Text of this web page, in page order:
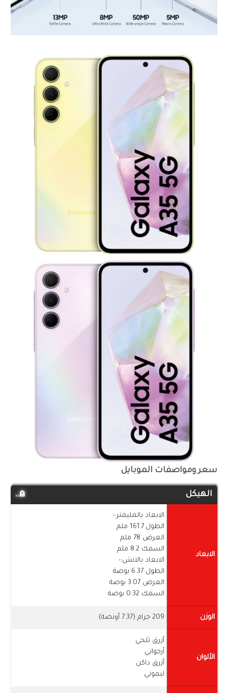
سعر ومواصفات الموبايل
الهيكل
الابعاد
الابعاد بالمليمتر:-
الطول 161.7 ملم
العرض 78 ملم
السمك 8.2 ملم
الابعاد بالانش:-
الطول 6.37 بوصة
العرض 3.07 بوصة
السمك 0.32 بوصة
الوزن 209 جرام (7.37 أونصة)
الألوان
أزرق ثلجي
أرجواني
أزرق داكن
ليموني